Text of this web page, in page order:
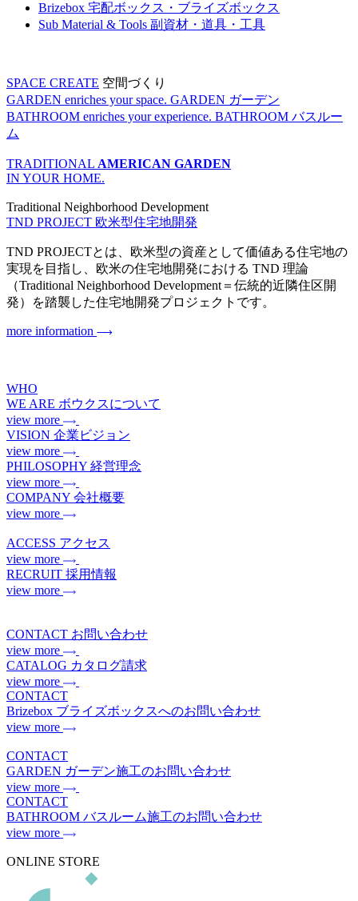
Brizebox 宅配ボックス・ブライズボックス
Sub Material & Tools 副資材・道具・工具
SPACE CREATE 空間づくり
GARDEN enriches your space. GARDEN ガーデン
BATHROOM enriches your experience. BATHROOM バスルー
ム
TRADITIONAL AMERICAN GARDEN
IN YOUR HOME.
Traditional Neighborhood Development
TND PROJECT 欧米型住宅地開発
TND PROJECTとは、欧米型の資産として価値ある住宅地の
実現を目指し、欧米の住宅地開発における TND 理論
（Traditional Neighborhood Development＝伝統的近隣住区開
発）を踏襲した住宅地開発プロジェクトです。
more information
WHO
WE ARE ボウクスについて
view more
VISION 企業ビジョン
view more
PHILOSOPHY 経営理念
view more
COMPANY 会社概要
view more
ACCESS アクセス
view more
RECRUIT 採用情報
view more
CONTACT お問い合わせ
view more
CATALOG カタログ請求
view more
CONTACT
Brizebox ブライズボックスへのお問い合わせ
view more
CONTACT
GARDEN ガーデン施工のお問い合わせ
view more
CONTACT
BATHROOM バスルーム施工のお問い合わせ
view more
ONLINE STORE